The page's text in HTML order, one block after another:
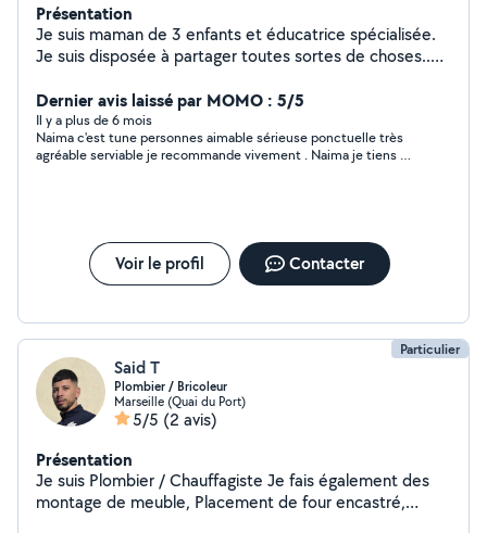
Présentation
Je suis maman de 3 enfants et éducatrice spécialisée.
Je suis disposée à partager toutes sortes de choses..
detoutes les compétences que j'ai acquises durant mon
parcours professionnel en sachant que j'exerce l'activité
d auxiliaire de vie sociale en tant qu Autoentrepreneur.
Dernier avis laissé par MOMO : 5/5
Il y a plus de 6 mois
Naima c'est tune personnes aimable sérieuse ponctuelle très
agréable serviable je recommande vivement . Naima je tiens à
Voir le profil Contacter
Particulier
Said T
Plombier / Bricoleur
Marseille (Quai du Port)
5/5 (2 avis)
Présentation
Je suis Plombier / Chauffagiste Je fais également des
montage de meuble, Placement de four encastré,